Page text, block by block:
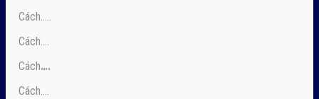
Cách…..
Cách….
Cách….
Cách….